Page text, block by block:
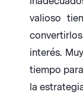
valioso
interés.
tiempo
la